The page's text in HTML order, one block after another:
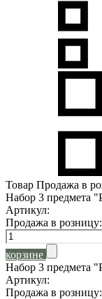
Товар Продажа в
Набор 3 предмета
Артикул:
Продажа в розницу:
корзине
Набор 3 предмета
Артикул:
Продажа в розницу: